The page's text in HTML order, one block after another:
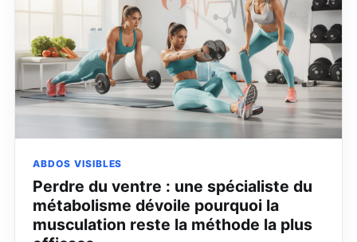
ABDOS VISIBLES
Perdre du ventre : une spécialiste du
métabolisme dévoile pourquoi la
musculation reste la méthode la plus